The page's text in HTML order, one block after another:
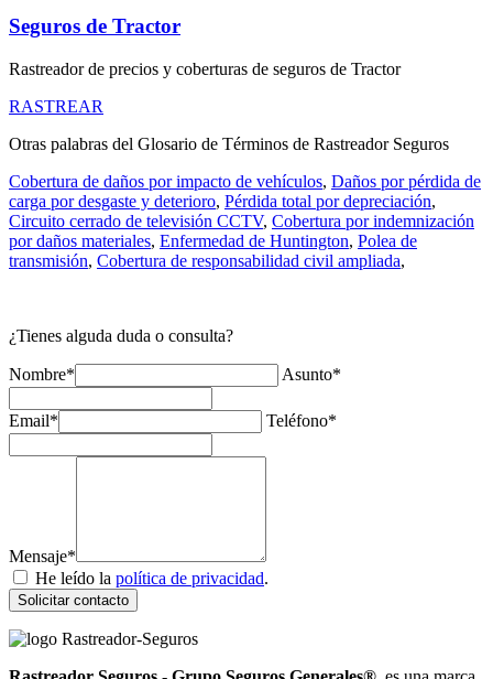
Seguros de Tractor
Rastreador de precios y coberturas de seguros de Tractor
RASTREAR
Otras palabras del Glosario de Términos de Rastreador Seguros
Cobertura de daños por impacto de vehículos, Daños por pérdida de
carga por desgaste y deterioro, Pérdida total por depreciación,
Circuito cerrado de televisión CCTV, Cobertura por indemnización
por daños materiales, Enfermedad de Huntington, Polea de
transmisión, Cobertura de responsabilidad civil ampliada,
¿Tienes alguda duda o consulta?
Nombre* Asunto*
Email* Teléfono*
Mensaje*
He leído la política de privacidad.
Solicitar contacto